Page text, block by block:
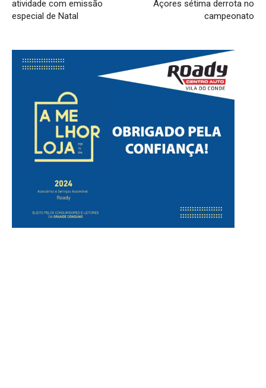
atividade com emissão
especial de Natal
Açores sétima derrota no
campeonato